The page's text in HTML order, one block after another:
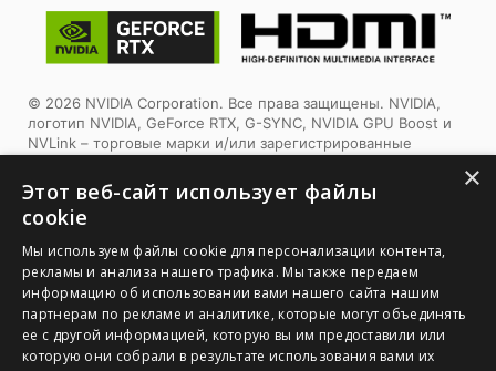
© 2026 NVIDIA Corporation. Все права защищены. NVIDIA,
логотип NVIDIA, GeForce RTX, G-SYNC, NVIDIA GPU Boost и
NVLink – торговые марки и/или зарегистрированные
странах. Другие торговые марки и авторские права
являются собственностью соответствующих владельцев.
Tермины HDMI™, HDMI™ High-Definition Multimedia Interface,
фирменный стиль HDMI™ и логотип HDMI™ являются
товарными знаками или зарегистрированными товарными
знаками компании HDMI™ Licensing Administrator, Inc.
1. Спецификации могут отличаться от приведенной на сайте
в зависимости от региона распространения изделия.
×
Этот веб-сайт использует файлы
cookie
Мы используем файлы cookie для персонализации контента,
рекламы и анализа нашего трафика. Мы также передаем
информацию об использовании вами нашего сайта нашим
партнерам по рекламе и аналитике, которые могут объединять
ее с другой информацией, которую вы им предоставили или
которую они собрали в результате использования вами их